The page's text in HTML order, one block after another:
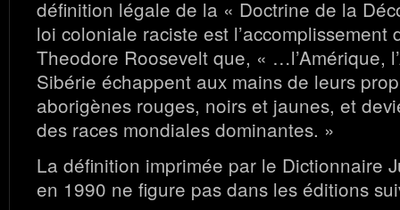
définition légale de la « Doctrine de la
loi coloniale raciste est l’accomplissement
Theodore Roosevelt que, « …l’Amérique,
Sibérie échappent aux mains de leurs
aborigènes rouges, noirs et jaunes, et
des races mondiales dominantes. »
La définition imprimée par le Dictionnaire
en 1990 ne figure pas dans les éditions